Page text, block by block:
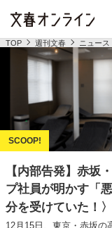
TOP 週刊文春 ニュース
【内部告発】赤坂
プ社員が明かす「
分を受けていた！〉
12月15日、東京・赤坂の